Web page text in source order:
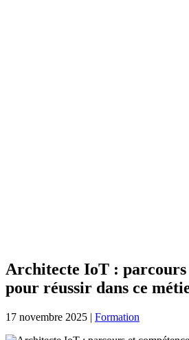
Architecte IoT : parcours
pour réussir dans ce
17 novembre 2025 | Formation